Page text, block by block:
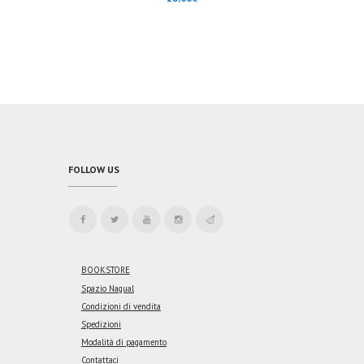
FOLLOW US
BOOKSTORE
Spazio Nagual
Condizioni di vendita
Spedizioni
Modalità di pagamento
Contattaci